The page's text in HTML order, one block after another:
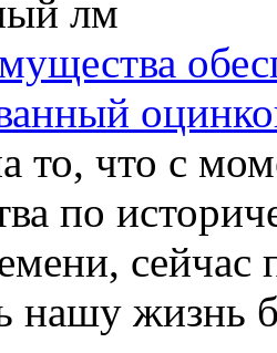
то, что с
по
сейчас
нашу жизнь